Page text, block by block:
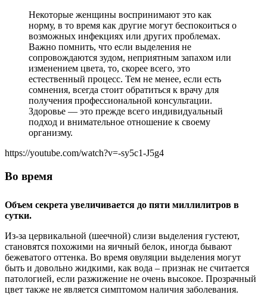
Некоторые женщины воспринимают это как
норму, в то время как другие могут беспокоиться о
возможных инфекциях или других проблемах.
Важно помнить, что если выделения не
сопровождаются зудом, неприятным запахом или
изменением цвета, то, скорее всего, это
естественный процесс. Тем не менее, если есть
сомнения, всегда стоит обратиться к врачу для
получения профессиональной консультации.
Здоровье — это прежде всего индивидуальный
подход и внимательное отношение к своему
организму.
https://youtube.com/watch?v=-sy5c1-J5g4
Во время
Объем секрета увеличивается до пяти миллилитров в
сутки.
Из-за цервикальной (шеечной) слизи выделения густеют,
становятся похожими на яичный белок, иногда бывают
бежеватого оттенка. Во время овуляции выделения могут
быть и довольно жидкими, как вода – признак не считается
патологией, если разжижение не очень высокое. Прозрачный
цвет также не является симптомом наличия заболевания.